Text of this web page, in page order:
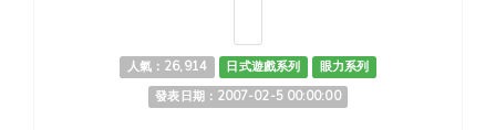
人氣：26,914 日式遊戲系列
眼力系列
發表日期：2007-02-5 00:00:00